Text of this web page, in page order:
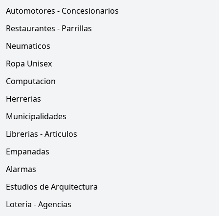
Automotores - Concesionarios
Restaurantes - Parrillas
Neumaticos
Ropa Unisex
Computacion
Herrerias
Municipalidades
Librerias - Articulos
Empanadas
Alarmas
Estudios de Arquitectura
Loteria - Agencias